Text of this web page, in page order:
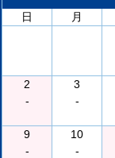
日
月
2
-
3
-
9
-
10
-